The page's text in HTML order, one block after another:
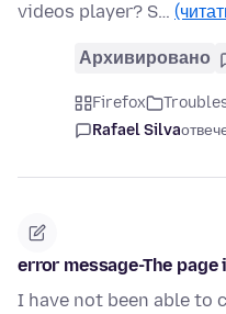
videos player? S…
Архивировано
Firefox
Rafael Silva
error message-The
I have not been able to